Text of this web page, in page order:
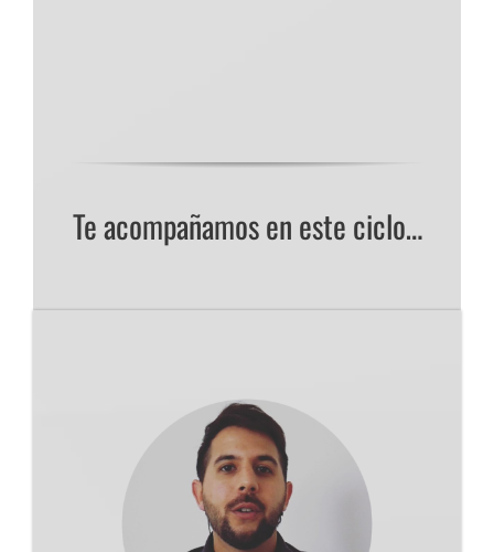
Te acompañamos en este ciclo…